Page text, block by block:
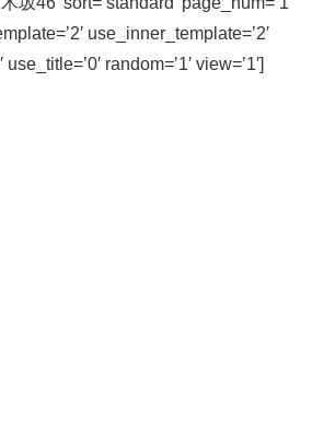
use_inner_template=’2′
random=’1′ view=’1′]